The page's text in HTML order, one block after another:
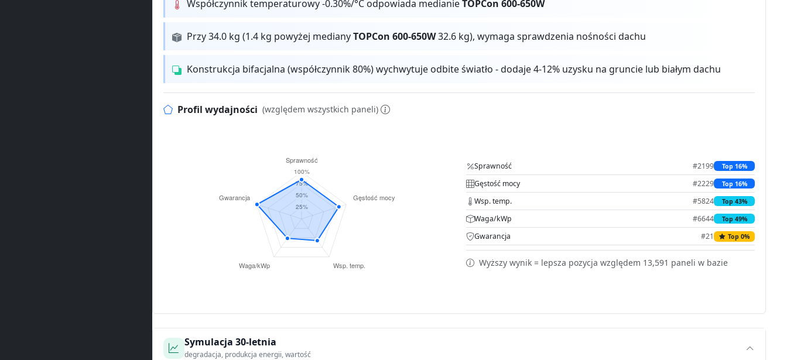
Współczynnik temperaturowy -0.30%/°C odpowiada medianieTOPCon 600-650W
Przy 34.0 kg (1.4 kg powyżej medianyTOPCon 600-650W32.6 kg), wymaga sprawdzenia nośności dachu
Konstrukcja bifacjalna (współczynnik 80%) wychwytuje odbite światło - dodaje 4-12% uzysku na gruncie lub białym dachu
Profil wydajności (względem wszystkich paneli)
Sprawność #2199 Top 16%
Gęstość mocy #2229 Top 16%
Wsp. temp. #5824 Top 43%
Waga/kWp #6644 Top 49%
Gwarancja #21 Top 0%
Wyższy wynik = lepsza pozycja względem 13,591 paneli w bazie
Symulacja 30-letnia
degradacja, produkcja energii, wartość